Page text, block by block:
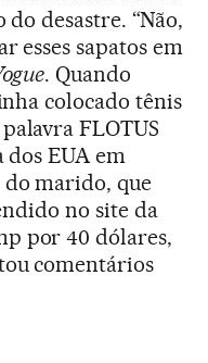
desastre. “Não,
esses sapatos em
. Quando
colocado tênis
FLOTUS
EUA em
marido, que
no site da
por 40 dólares,
comentários